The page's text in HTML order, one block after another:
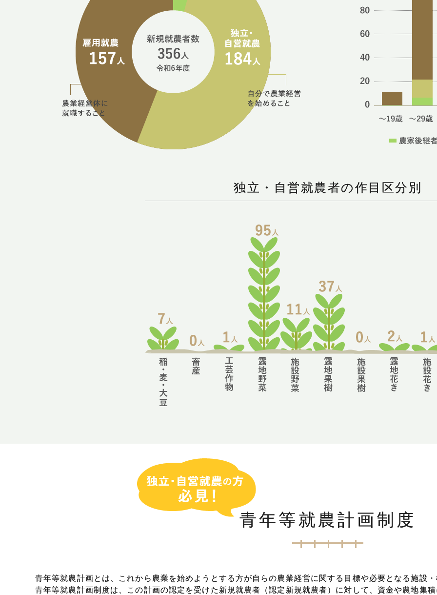
独立・自営就農者の作目区分別
青年等就農計画制度
青年等就農計画とは、これから農業を始めようとする方が自らの農業経営に関する目標や必要となる施設
青年等就農計画制度は、この計画の認定を受けた新規就農者（認定新規就農者）に対して、資金や農地集